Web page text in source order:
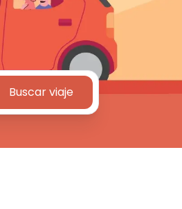
Buscar viaje